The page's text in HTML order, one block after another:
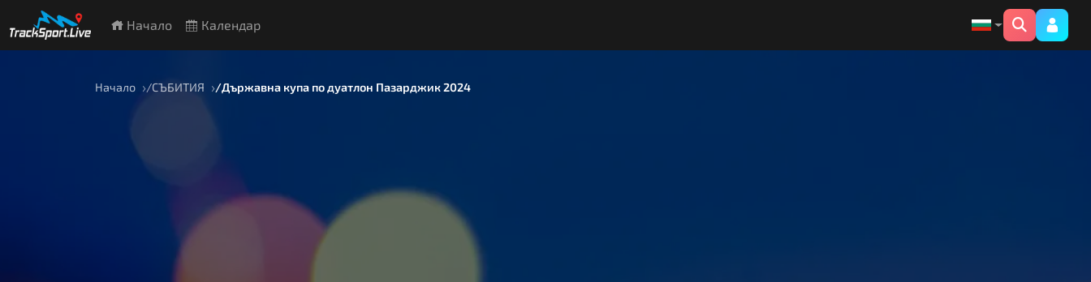
Начало Календар
Начало СЪБИТИЯ Държавна купа по дуатлон Пазарджик 2024